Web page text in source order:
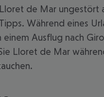
de Mar ungestört
Während eines
Ausflug nach
Lloret de Mar